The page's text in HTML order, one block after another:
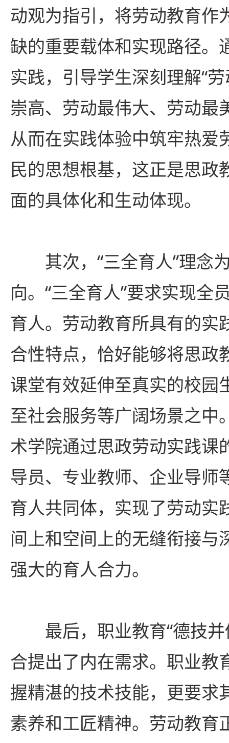
动观为指引，将劳动教育作
缺的重要载体和实现路径。
实践，引导学生深刻理解“
崇高、劳动最伟大、劳动最
从而在实践体验中筑牢热爱
民的思想根基，这正是思政
面的具体化和生动体现。
其次，“三全育人”理念
向。“三全育人”要求实现全
育人。劳动教育所具有的实
合性特点，恰好能够将思政
课堂有效延伸至真实的校园
至社会服务等广阔场景之中
术学院通过思政劳动实践课
导员、专业教师、企业导师
育人共同体，实现了劳动实
间上和空间上的无缝衔接与
强大的育人合力。
最后，职业教育“德技
合提出了内在需求。职业教
握精湛的技术技能，更要求
素养和工匠精神。劳动教育